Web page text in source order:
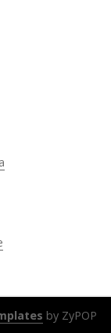
by ZyPOP